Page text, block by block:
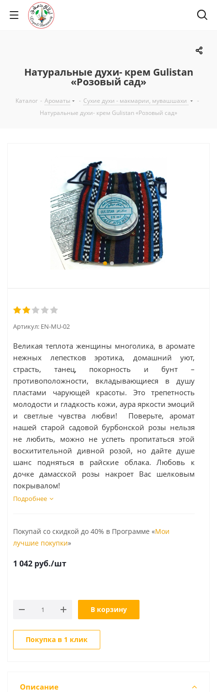
Натуральные духи- крем Gulistan
«Розовый сад»
Каталог - Ароматы - Сухие духи - макмарии, мувашшахи
-
Натуральные духи- крем Gulistan «Розовый сад»
Артикул: EN-MU-02
Великая теплота женщины многолика, в аромате
нежных лепестков эротика, домашний уют,
страсть, танец, покорность и бунт –
противоположности, вкладывающиеся в душу
пластами чарующей красоты. Это трепетность
молодости и гладкость кожи, аура яркости эмоций
и светлые чувства любви! Поверьте, аромат
нашей старой садовой бурбонской розы нельзя
не любить, можно не успеть пропитаться этой
восхитительной дивной розой, но дайте душе
шанс подняться в райские облака. Любовь к
дочке дамасской розы накроет Вас шелковым
покрывалом!
Подробнее
Покупай со скидкой до 40% в Программе «Мои
лучшие покупки»
1 042 руб./шт
В корзину
Покупка в 1 клик
Описание